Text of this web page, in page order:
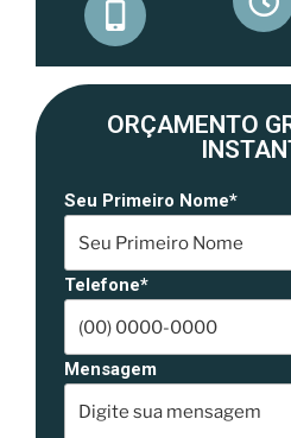
ORÇAMENTO
Seu Primeiro Nome*
Telefone*
Mensagem